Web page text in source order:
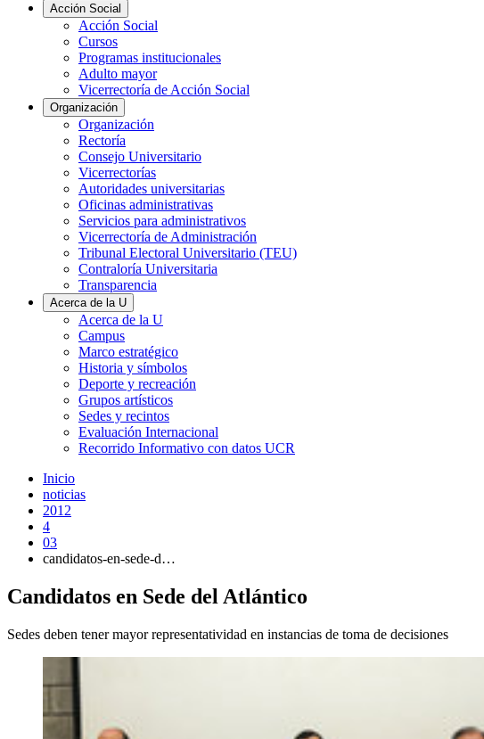
Acción Social
Acción Social
Cursos
Programas institucionales
Adulto mayor
Vicerrectoría de Acción Social
Organización
Organización
Rectoría
Consejo Universitario
Vicerrectorías
Autoridades universitarias
Oficinas administrativas
Servicios para administrativos
Vicerrectoría de Administración
Tribunal Electoral Universitario (TEU)
Contraloría Universitaria
Transparencia
Acerca de la U
Acerca de la U
Campus
Marco estratégico
Historia y símbolos
Deporte y recreación
Grupos artísticos
Sedes y recintos
Evaluación Internacional
Recorrido Informativo con datos UCR
Inicio
noticias
2012
4
03
candidatos-en-sede-d…
Candidatos en Sede del Atlántico
Sedes deben tener mayor representatividad en instancias de toma de decisiones